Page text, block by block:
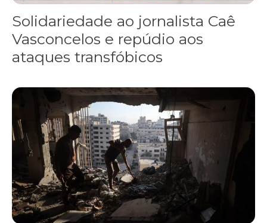
Solidariedade ao jornalista Caê
Vasconcelos e repúdio aos
ataques transfóbicos
“Funeral para toda Gaza” — enquanto o Conselho da Paz